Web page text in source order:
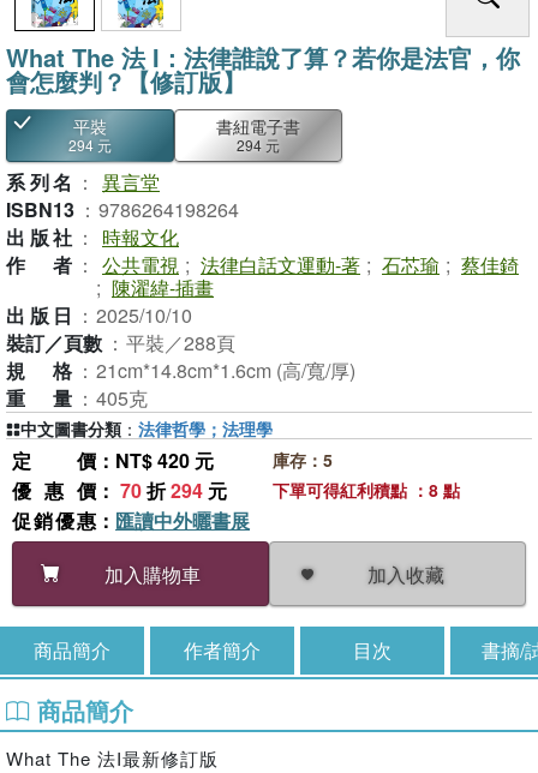
What The 法 Ι：法律誰說了算？若你是法官，你
會怎麼判？【修訂版】
平裝
294 元
書紐電子書
294 元
系列名 ： 異言堂
ISBN13 ： 9786264198264
出版社 ：
時報文化
作者 ： 公共電視 ; 法律白話文運動-著 ; 石芯瑜 ; 蔡佳錡
; 陳濯緯-插畫
出版日 ： 2025/10/10
裝訂／頁數 ： 平裝／288頁
規格 ： 21cm*14.8cm*1.6cm (高/寬/厚)
重量 ： 405克
定價 ：NT$ 420 元
優惠價 ： 70折294 元
促銷優惠 ： 匯讀中外曬書展
加入購物車
加入收藏
庫存：5
下單可得紅利積點 ：8 點
中文圖書分類 ： 法律哲學；法理學
商品簡介 作者簡介 目次 書摘/
商品簡介
What The 法Ι最新修訂版